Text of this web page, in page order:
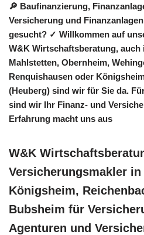
🔎 Baufinanzierung,
Versicherung und
gesucht? ✓ Willkommen auf
W&K Wirtschaftsberatung, auch
Mahlstetten, Obernheim,
Renquishausen oder
(Heuberg) sind wir für Sie da.
sind wir Ihr Finanz- und
Erfahrung macht uns aus
W&K
Versicherungsmakler in
Königsheim,
Bubsheim für
Agenturen und